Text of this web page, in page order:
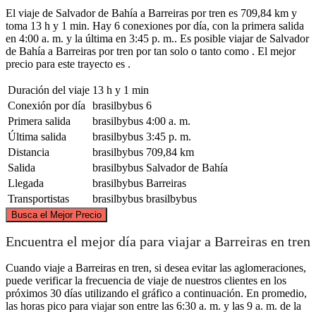
El viaje de Salvador de Bahía a Barreiras por tren es 709,84 km y
toma 13 h y 1 min. Hay 6 conexiones por día, con la primera salida
en 4:00 a. m. y la última en 3:45 p. m.. Es posible viajar de Salvador
de Bahía a Barreiras por tren por tan solo o tanto como . El mejor
precio para este trayecto es .
Duración del viaje 13 h y 1 min
Conexión por día
brasilbybus 6
Primera salida
brasilbybus 4:00 a. m.
Última salida
brasilbybus 3:45 p. m.
Distancia
brasilbybus 709,84 km
Salida
brasilbybus Salvador de Bahía
Llegada
brasilbybus Barreiras
Transportistas
brasilbybus brasilbybus
Busca el Mejor Precio
Barreiras
©CARTO, ©
Encuentra el mejor día para viajar a Barreiras en tren
Cuando viaje a Barreiras en tren, si desea evitar las aglomeraciones,
puede verificar la frecuencia de viaje de nuestros clientes en los
próximos 30 días utilizando el gráfico a continuación. En promedio,
las horas pico para viajar son entre las 6:30 a. m. y las 9 a. m. de la